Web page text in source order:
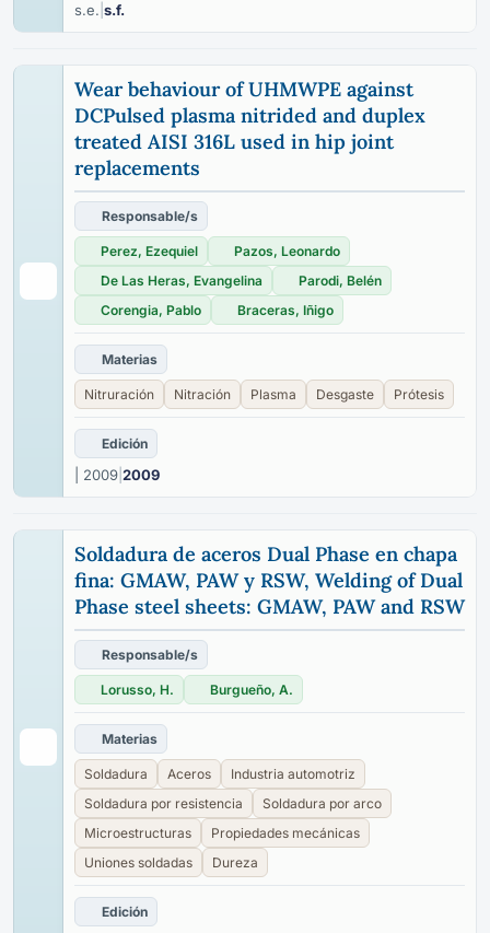
s.e. s.f.
Wear behaviour of UHMWPE against
DCPulsed plasma nitrided and duplex
treated AISI 316L used in hip joint
replacements
Responsable/s
Perez, Ezequiel
Pazos, Leonardo
De Las Heras, Evangelina
Parodi, Belén
Corengia, Pablo
Braceras, Iñigo
Materias
Nitruración Nitración Plasma Desgaste Prótesis
Edición
| 2009 2009
Soldadura de aceros Dual Phase en chapa
fina: GMAW, PAW y RSW, Welding of Dual
Phase steel sheets: GMAW, PAW and RSW
Responsable/s
Lorusso, H. Burgueño, A.
Materias
Soldadura Aceros
Industria automotriz
Soldadura por resistencia
Soldadura por arco
Microestructuras
Propiedades mecánicas
Uniones soldadas
Dureza
Edición